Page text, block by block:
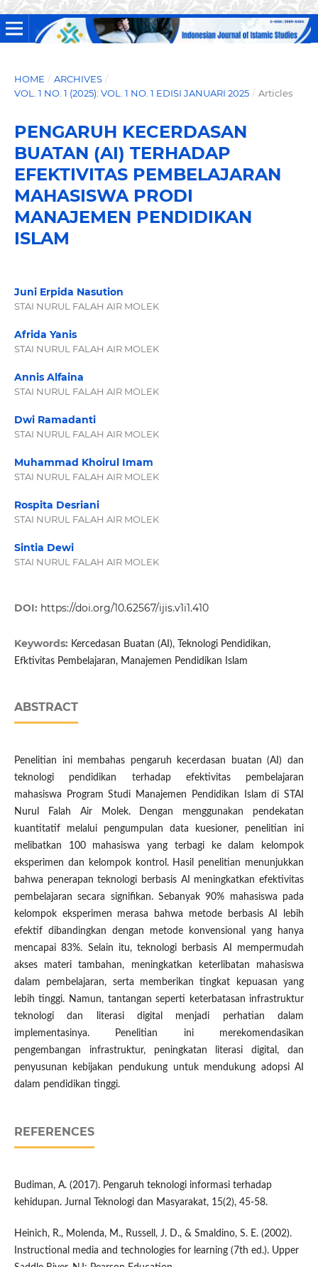
HOME / ARCHIVES /
VOL. 1 NO. 1 (2025): VOL. 1 NO. 1 EDISI JANUARI 2025 / Articles
PENGARUH KECERDASAN
BUATAN (AI) TERHADAP
EFEKTIVITAS PEMBELAJARAN
MAHASISWA PRODI
MANAJEMEN PENDIDIKAN
ISLAM
Juni Erpida Nasution
STAI NURUL FALAH AIR MOLEK
Afrida Yanis
STAI NURUL FALAH AIR MOLEK
Annis Alfaina
STAI NURUL FALAH AIR MOLEK
Dwi Ramadanti
STAI NURUL FALAH AIR MOLEK
Muhammad Khoirul Imam
STAI NURUL FALAH AIR MOLEK
Rospita Desriani
STAI NURUL FALAH AIR MOLEK
Sintia Dewi
STAI NURUL FALAH AIR MOLEK
DOI: https://doi.org/10.62567/ijis.v1i1.410
Keywords: Kercedasan Buatan (AI), Teknologi Pendidikan,
Efktivitas Pembelajaran, Manajemen Pendidikan Islam
ABSTRACT
Penelitian ini membahas pengaruh kecerdasan buatan (AI) dan
teknologi pendidikan terhadap efektivitas pembelajaran
mahasiswa Program Studi Manajemen Pendidikan Islam di STAI
Nurul Falah Air Molek. Dengan menggunakan pendekatan
kuantitatif melalui pengumpulan data kuesioner, penelitian ini
melibatkan 100 mahasiswa yang terbagi ke dalam kelompok
eksperimen dan kelompok kontrol. Hasil penelitian menunjukkan
bahwa penerapan teknologi berbasis AI meningkatkan efektivitas
pembelajaran secara signifikan. Sebanyak 90% mahasiswa pada
kelompok eksperimen merasa bahwa metode berbasis AI lebih
efektif dibandingkan dengan metode konvensional yang hanya
mencapai 83%. Selain itu, teknologi berbasis AI mempermudah
akses materi tambahan, meningkatkan keterlibatan mahasiswa
dalam pembelajaran, serta memberikan tingkat kepuasan yang
lebih tinggi. Namun, tantangan seperti keterbatasan infrastruktur
teknologi dan literasi digital menjadi perhatian dalam
implementasinya. Penelitian ini merekomendasikan
pengembangan infrastruktur, peningkatan literasi digital, dan
penyusunan kebijakan pendukung untuk mendukung adopsi AI
dalam pendidikan tinggi.
REFERENCES
Budiman, A. (2017). Pengaruh teknologi informasi terhadap
kehidupan. Jurnal Teknologi dan Masyarakat, 15(2), 45-58.
Heinich, R., Molenda, M., Russell, J. D., & Smaldino, S. E. (2002).
Instructional media and technologies for learning (7th ed.). Upper